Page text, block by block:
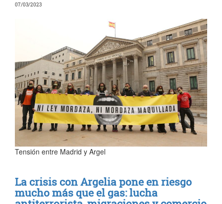
07/03/2023
Tensión entre Madrid y Argel
La crisis con Argelia pone en riesgo
mucho más que el gas: lucha